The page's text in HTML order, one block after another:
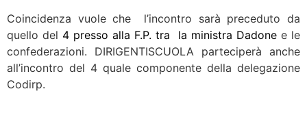
Coincidenza vuole che l’incontro sarà preceduto da
quello del 4 presso alla F.P. tra la ministra Dadone e le
confederazioni. DIRIGENTISCUOLA parteciperà anche
all’incontro del 4 quale componente della delegazione
Codirp.